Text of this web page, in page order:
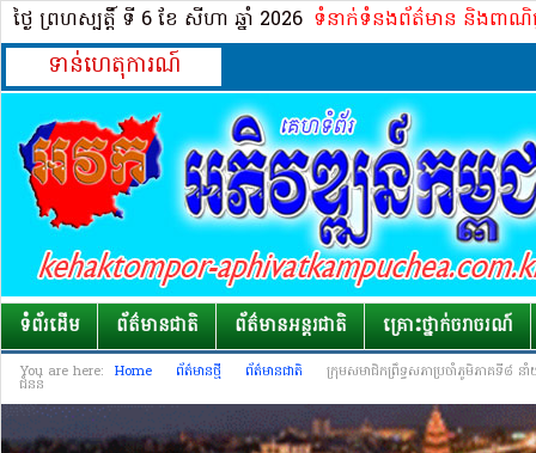
ថ្ងៃ ព្រហស្បត្ដិ៍ ទី 6​ ខែ សីហា ឆ្នាំ 2026 ទំនាក់ទំនងព័ត៌មាន និងពាណិ
ទាន់ហេតុការណ៍
ទំព័រដើម ព័ត៌មានជាតិ ព័ត៌មានអន្តរជាតិ គ្រោះថ្នាក់​ចរាចរណ៍
You are here: Home ព័ត៌មានថ្មី ព័ត៌មានជាតិ ក្រុមសមាជិកព្រឹទ្ធសភាប្រចាំភូមិភាគទី៨ ន
ជំនន់